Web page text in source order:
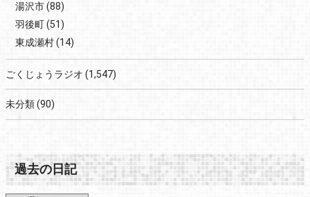
湯沢市(88)
羽後町(51)
東成瀬村(14)
ごくじょうラジオ (1,547)
未分類(90)
過去の日記